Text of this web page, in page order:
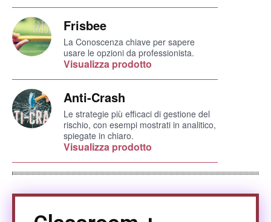
Frisbee
La Conoscenza chiave per sapere
usare le opzioni da professionista.
Visualizza prodotto
Anti-Crash
Le strategie più efficaci di gestione del
rischio, con esempi mostrati in analitico,
spiegate in chiaro.
Visualizza prodotto